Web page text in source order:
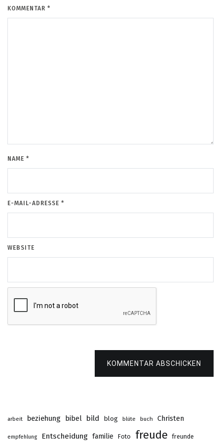
KOMMENTAR *
NAME *
E-MAIL-ADRESSE *
WEBSITE
KOMMENTAR ABSCHICKEN
arbeit beziehung bibel bild blog blüte buch Christen
empfehlung Entscheidung familie Foto freude freunde